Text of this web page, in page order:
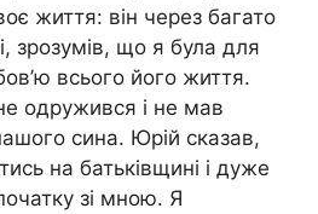
життя: він через багато
зрозумів, що я була для
всього його життя.
одружився і не мав
сина. Юрій сказав,
на батьківщині і дуже
зі мною. Я